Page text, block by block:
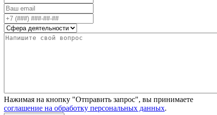
Нажимая на кнопку "Отправить запрос", вы принимаете
соглашение на обработку персональных данных.